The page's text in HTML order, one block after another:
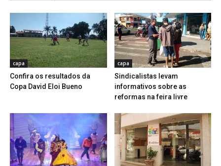
capa
Confira os resultados da
Copa David Eloi Bueno
capa
Sindicalistas levam
informativos sobre as
reformas na feira livre